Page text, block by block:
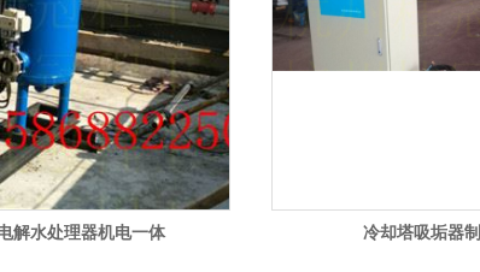
解水处理器机电一体 冷却塔吸垢器